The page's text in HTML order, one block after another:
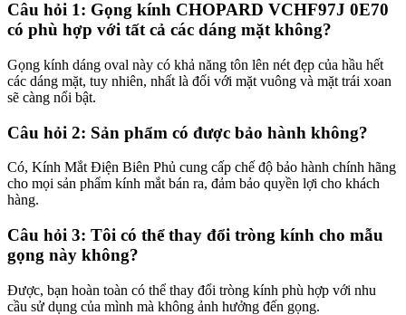
Câu hỏi 1: Gọng kính CHOPARD VCHF97J 0E70
có phù hợp với tất cả các dáng mặt không?
Gọng kính dáng oval này có khả năng tôn lên nét đẹp của hầu hết
các dáng mặt, tuy nhiên, nhất là đối với mặt vuông và mặt trái xoan
sẽ càng nổi bật.
Câu hỏi 2: Sản phẩm có được bảo hành không?
Có, Kính Mắt Điện Biên Phủ cung cấp chế độ bảo hành chính hãng
cho mọi sản phẩm kính mắt bán ra, đảm bảo quyền lợi cho khách
hàng.
Câu hỏi 3: Tôi có thể thay đổi tròng kính cho mẫu
gọng này không?
Được, bạn hoàn toàn có thể thay đổi tròng kính phù hợp với nhu
cầu sử dụng của mình mà không ảnh hưởng đến gọng.